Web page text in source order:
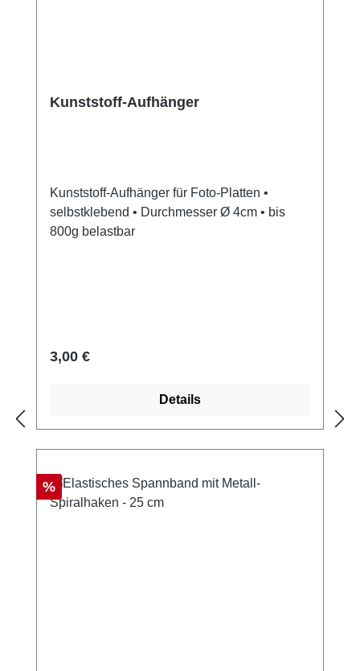
Kunststoff-Aufhänger
Kunststoff-Aufhänger für Foto-Platten •
selbstklebend • Durchmesser Ø 4cm • bis
800g belastbar
Regulärer Preis:
3,00 €
Details
Rabatt
%